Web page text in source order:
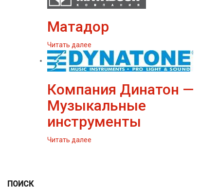
Матадор
Читать далее
Компания Динатон —
Музыкальные
инструменты
Читать далее
ПОИСК